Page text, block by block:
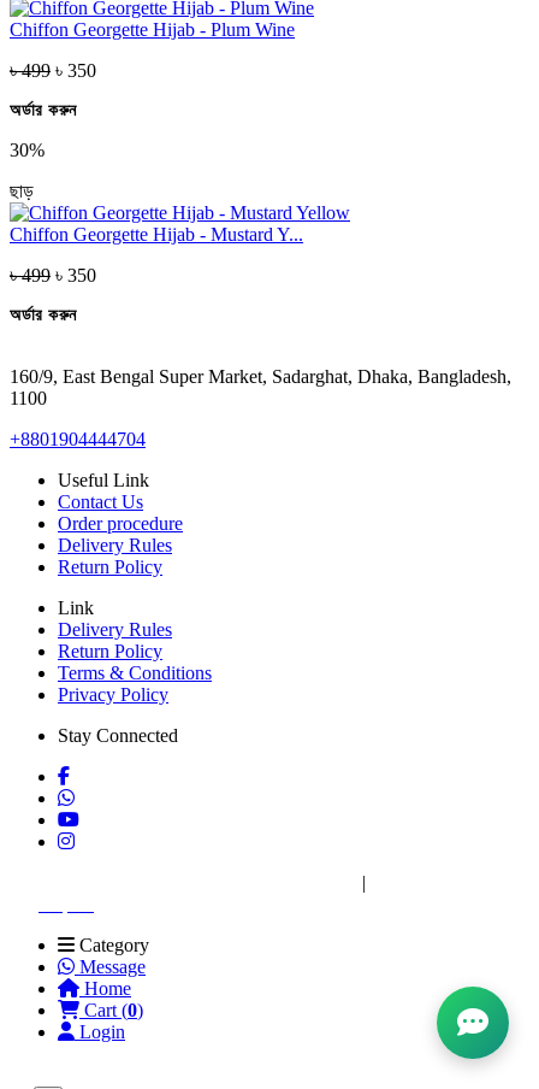
Chiffon Georgette Hijab - Plum Wine
৳ 499 ৳ 350
অর্ডার করুন
30%
ছাড়
Chiffon Georgette Hijab - Mustard Y...
৳ 499 ৳ 350
অর্ডার করুন
160/9, East Bengal Super Market, Sadarghat, Dhaka, Bangladesh,
1100
+8801904444704
Useful Link
Contact Us
Order procedure
Delivery Rules
Return Policy
Link
Delivery Rules
Return Policy
Terms & Conditions
Privacy Policy
Stay Connected
|
Category
Message
Home
Cart (0)
Login